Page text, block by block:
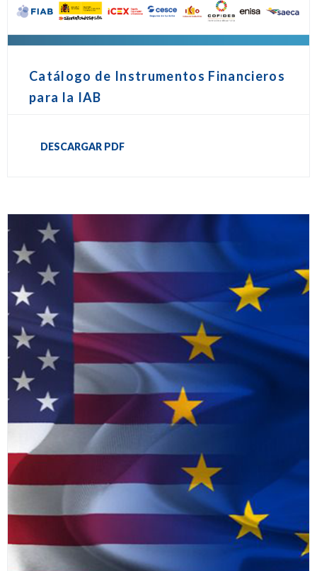
Catálogo de Instrumentos Financieros
para la IAB
DESCARGAR PDF